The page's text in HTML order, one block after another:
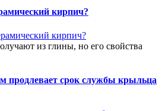
кирпич?
из глины, но его свойства
продлевает срок службы крыльца